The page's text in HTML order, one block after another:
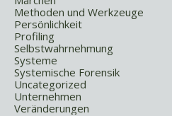
Methoden und Werkzeuge
Persönlichkeit
Profiling
Selbstwahrnehmung
Systeme
Systemische Forensik
Uncategorized
Unternehmen
Veränderungen